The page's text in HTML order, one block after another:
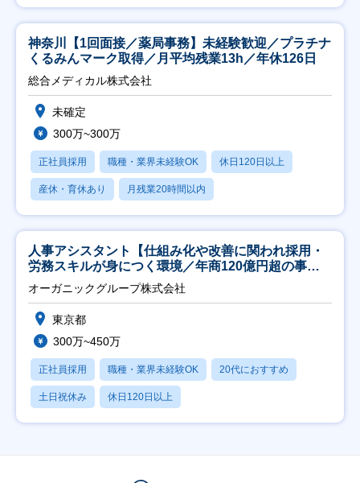
神奈川【1回面接／薬局事務】未経験歓迎／プラチナ
くるみんマーク取得／月平均残業13h／年休126日
総合メディカル株式会社
未確定
300万~300万
正社員採用 職種・業界未経験OK 休日120日以上
産休・育休あり 月残業20時間以内
人事アシスタント【仕組み化や改善に関われ採用・
労務スキルが身につく環境／年商120億円超の事業
会社】
オーガニックグループ株式会社
東京都
300万~450万
正社員採用 職種・業界未経験OK 20代におすすめ
土日祝休み 休日120日以上